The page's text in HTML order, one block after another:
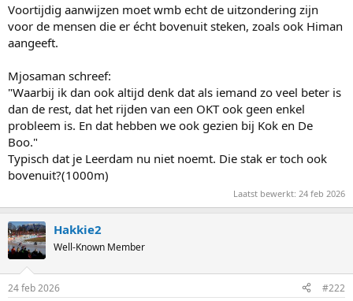
Voortijdig aanwijzen moet wmb echt de uitzondering zijn
voor de mensen die er écht bovenuit steken, zoals ook Himan
aangeeft.
Mjosaman schreef:
"Waarbij ik dan ook altijd denk dat als iemand zo veel beter is
dan de rest, dat het rijden van een OKT ook geen enkel
probleem is. En dat hebben we ook gezien bij Kok en De
Boo."
Typisch dat je Leerdam nu niet noemt. Die stak er toch ook
bovenuit?(1000m)
Laatst bewerkt: 24 feb 2026
Hakkie2
Well-Known Member
24 feb 2026 #222